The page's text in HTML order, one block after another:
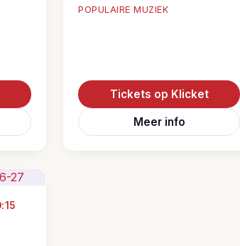
POPULAIRE MUZIEK
Tickets op Klicket
Meer info